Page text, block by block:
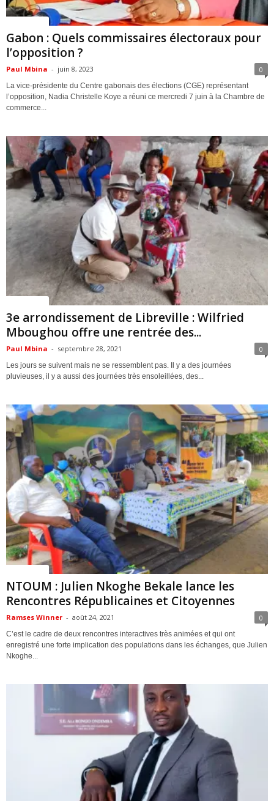
Gabon : Quels commissaires électoraux pour
l’opposition ?
Paul Mbina - juin 8, 2023 0
La vice-présidente du Centre gabonais des élections (CGE) représentant
l’opposition, Nadia Christelle Koye a réuni ce mercredi 7 juin à la Chambre de
commerce...
3e arrondissement de Libreville : Wilfried
Mboughou offre une rentrée des...
Paul Mbina - septembre 28, 2021 0
Les jours se suivent mais ne se ressemblent pas. Il y a des journées
pluvieuses, il y a aussi des journées très ensoleillées, des...
NTOUM : Julien Nkoghe Bekale lance les
Rencontres Républicaines et Citoyennes
Ramses Winner - août 24, 2021 0
C’est le cadre de deux rencontres interactives très animées et qui ont
enregistré une forte implication des populations dans les échanges, que Julien
Nkoghe...